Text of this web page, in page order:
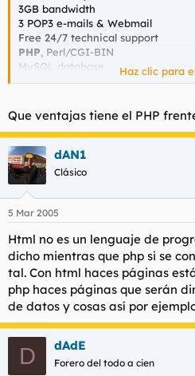
3GB bandwidth
3 POP3 e-mails & Webmail
Free 24/7 technical support
PHP, Perl/CGI-BIN
MySQL database
FTP access
Small banner
Read more about our free hosting
Más información
Haz clic para
Que ventajas tiene el PHP
dAN1
Clásico
5 Mar 2005
Html no es un lenguaje de
dicho mientras que php si se
tal. Con html haces páginas
php haces páginas que serán
de datos y cosas así por
D dAdE
Forero del todo a cien